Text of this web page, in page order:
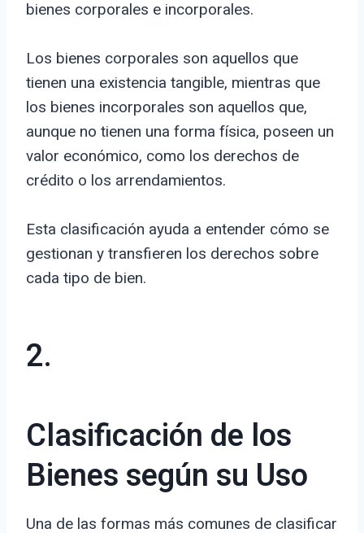
bienes corporales e incorporales.
Los bienes corporales son aquellos que
tienen una existencia tangible, mientras que
los bienes incorporales son aquellos que,
aunque no tienen una forma física, poseen un
valor económico, como los derechos de
crédito o los arrendamientos.
Esta clasificación ayuda a entender cómo se
gestionan y transfieren los derechos sobre
cada tipo de bien.
2.
Clasificación de los
Bienes según su Uso
Una de las formas más comunes de clasificar